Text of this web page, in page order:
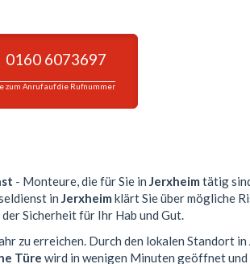
0160 6073697
zum Anruf auf die Rufnummer
- Monteure, die für Sie in Jerxheim tätig
in Jerxheim klärt Sie über mögliche
Sicherheit für Ihr Hab und Gut.
zu erreichen. Durch den lokalen Standort in
Türe wird in wenigen Minuten geöffnet und